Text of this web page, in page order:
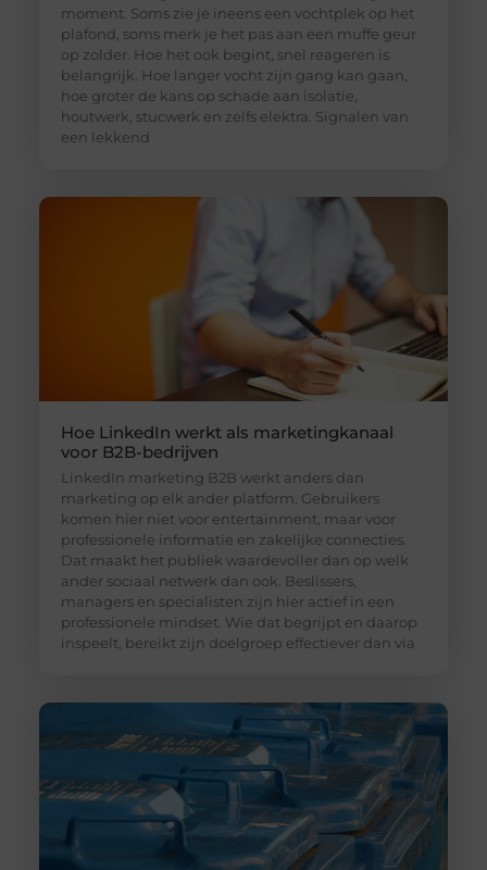
moment. Soms zie je ineens een vochtplek op het
plafond, soms merk je het pas aan een muffe geur
op zolder. Hoe het ook begint, snel reageren is
belangrijk. Hoe langer vocht zijn gang kan gaan,
hoe groter de kans op schade aan isolatie,
houtwerk, stucwerk en zelfs elektra. Signalen van
een lekkend
Hoe LinkedIn werkt als marketingkanaal
voor B2B-bedrijven
LinkedIn marketing B2B werkt anders dan
marketing op elk ander platform. Gebruikers
komen hier niet voor entertainment, maar voor
professionele informatie en zakelijke connecties.
Dat maakt het publiek waardevoller dan op welk
ander sociaal netwerk dan ook. Beslissers,
managers en specialisten zijn hier actief in een
professionele mindset. Wie dat begrijpt en daarop
inspeelt, bereikt zijn doelgroep effectiever dan via